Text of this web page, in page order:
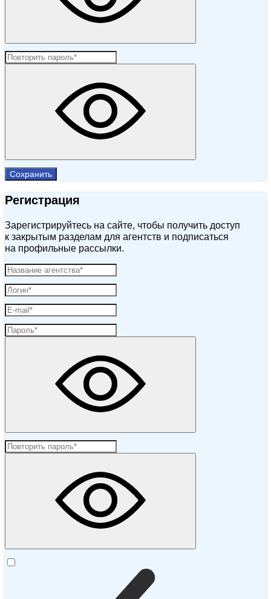
Сохранить
Регистрация
Зарегистрируйтесь на сайте, чтобы получить доступ
к закрытым разделам для агентств и подписаться
на профильные рассылки.